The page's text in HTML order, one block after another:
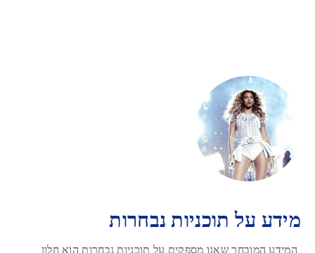
מידע על תוכניות נבחרות
המידע המובחר שאנו מספקים על תוכניות נבחרות הוא חלון